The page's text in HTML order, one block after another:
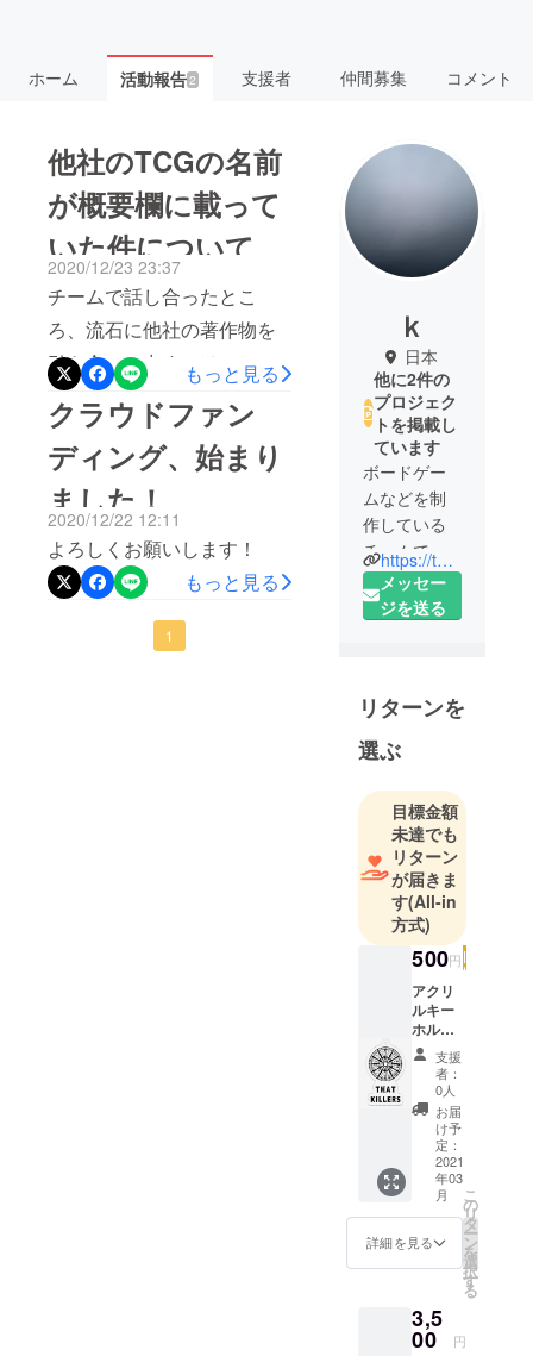
ホーム 活動報告2 支援者 仲間募集 コメント
他社のTCGの名前
が概要欄に載って
いた件について
2020/12/23 23:37
チームで話し合ったとこ
ろ、流石に他社の著作物を
引き合いに出すのは、マズ
いと判断し、削除させてい
ただきました。誤解を与え
る表現をしてしまい、不快
に思われた方には、本当に
申し訳ございませんでし
た。以後このようなことが
ないように気を付けますの
で、これからも応援のほう
もっと見る
クラウドファン
ディング、始まり
ました！
2020/12/22 12:11
よろしくお願いします！
もっと見る
1
ｋ
日本
他に2件の
プロジェク
トを掲載し
ています
ボードゲー
ムなどを制
作している
チームで
す。
https://teamketer.base.shop/
メッセー
ジを送る
リターンを
選ぶ
目標金額
未達でも
リターン
が届きま
す(All-in
方式)
500円
アクリ
ルキー
ホル
ダー支援
者：
0人
お届
け予
定：
2021
年03
月
詳細を見る
こ
の
リ
タ
ー
ン
を
選
択
す
る
3,5
00 円